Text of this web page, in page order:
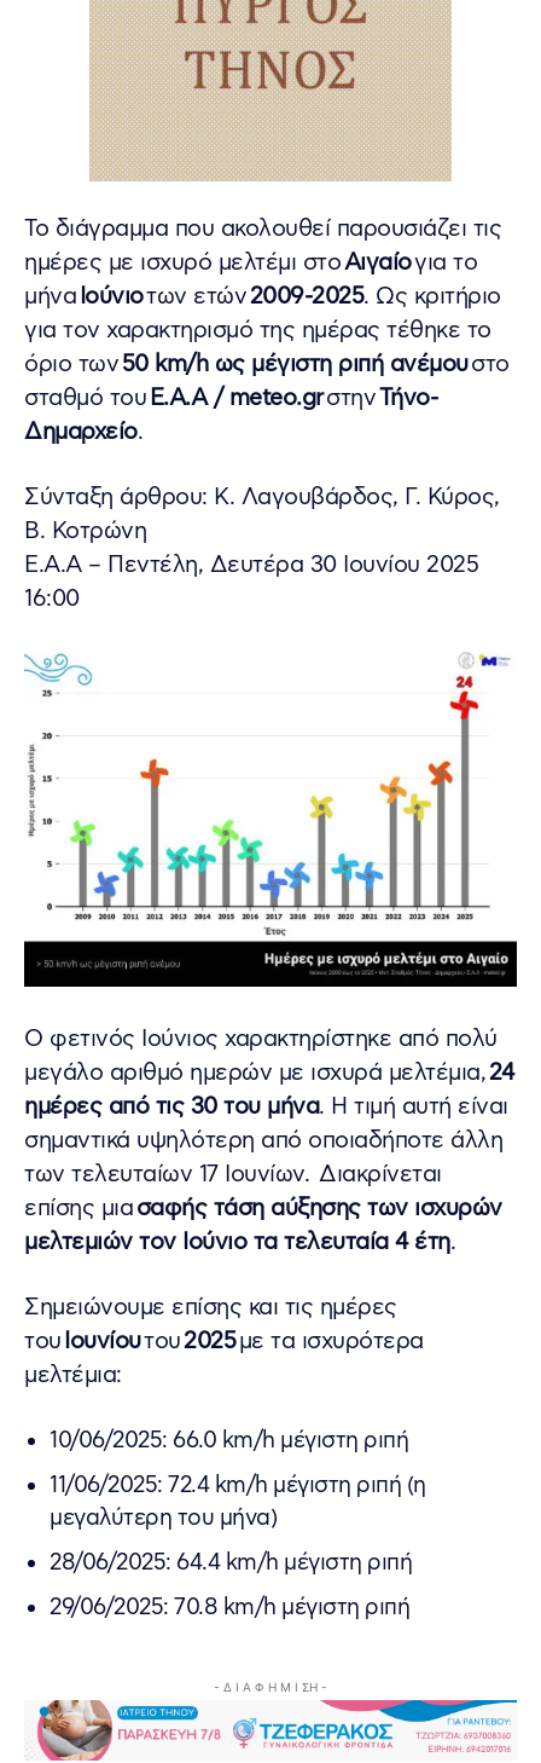
Το διάγραμμα που ακολουθεί παρουσιάζει τις
ημέρες με ισχυρό μελτέμι στοΑιγαίογια το
μήναΙούνιοτων ετών2009-2025. Ως κριτήριο
για τον χαρακτηρισμό της ημέρας τέθηκε το
όριο των50 km/h ως μέγιστη ριπή ανέμουστο
σταθμό τουΕ.Α.Α / meteo.grστηνΤήνο-
Δημαρχείο.
Σύνταξη άρθρου: Κ. Λαγουβάρδος, Γ. Κύρος,
Β. Κοτρώνη
Ε.Α.Α – Πεντέλη, Δευτέρα 30 Ιουνίου 2025
16:00
Ο φετινός Ιούνιος χαρακτηρίστηκε από πολύ
μεγάλο αριθμό ημερών με ισχυρά μελτέμια,24
ημέρες από τις 30 του μήνα. Η τιμή αυτή είναι
σημαντικά υψηλότερη από οποιαδήποτε άλλη
των τελευταίων 17 Ιουνίων. Διακρίνεται
επίσης μιασαφής τάση αύξησης των ισχυρών
μελτεμιών τον Ιούνιο τα τελευταία 4 έτη.
Σημειώνουμε επίσης και τις ημέρες
τουΙουνίουτου2025με τα ισχυρότερα
μελτέμια:
10/06/2025: 66.0 km/h μέγιστη ριπή
11/06/2025: 72.4 km/h μέγιστη ριπή (η
μεγαλύτερη του μήνα)
28/06/2025: 64.4 km/h μέγιστη ριπή
29/06/2025: 70.8 km/h μέγιστη ριπή
- Δ Ι Α Φ Η Μ Ι ΣΗ -